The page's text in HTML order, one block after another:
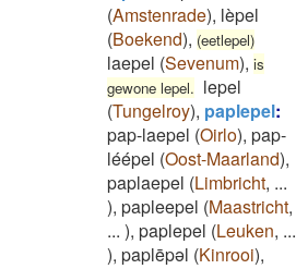
(Amstenrade), lèpel
(Boekend), (eetlepel)
laepel (Sevenum), is
gewone lepel. lepel
(Tungelroy), paplepel:
pap-laepel (Oirlo), pap-
léépel (Oost-Maarland),
paplaepel (Limbricht, ...
), papleepel (Maastricht,
... ), paplepel (Leuken, ...
), paplēpəl (Kinrooi),